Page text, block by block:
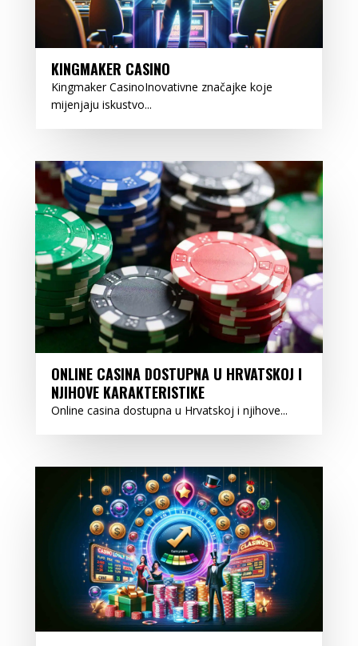
KINGMAKER CASINO
Kingmaker CasinoInovativne značajke koje
mijenjaju iskustvo...
ONLINE CASINA DOSTUPNA U HRVATSKOJ I
NJIHOVE KARAKTERISTIKE
Online casina dostupna u Hrvatskoj i njihove...